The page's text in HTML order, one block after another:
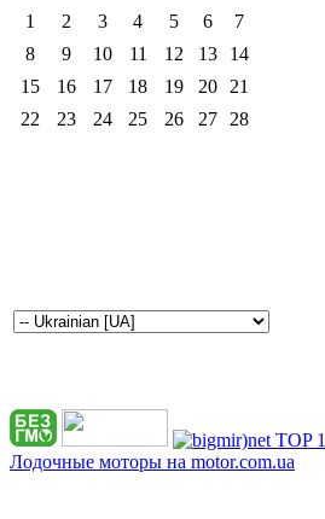
1
2 3 4 5 6
7
8
9 10 11 12 13
14
15
16 17 18 19 20
21
22
23 24 25 26 27 28
Лодочные моторы на motor.com.ua